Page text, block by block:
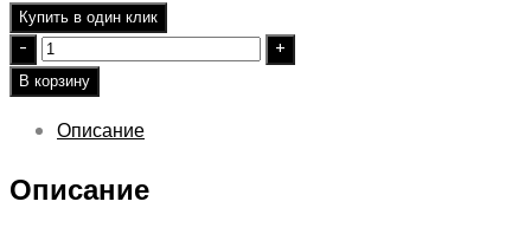
Купить в один клик
Quantity
В корзину
Описание
Описание